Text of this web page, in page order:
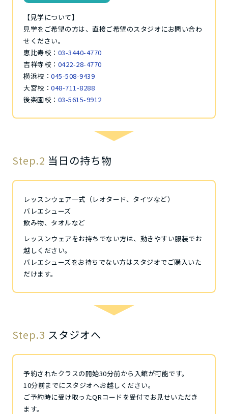
【見学について】
見学をご希望の方は、直接ご希望のスタジオにお問い合わ
せください。
恵比寿校： 03-3440-4770
吉祥寺校： 0422-28-4770
横浜校： 045-508-9439
大宮校： 048-711-8288
後楽園校： 03-5615-9912
Step.2 当日の持ち物
レッスンウェア一式（レオタード、タイツなど）
バレエシューズ
飲み物、タオルなど
レッスンウェアをお持ちでない方は、動きやすい服装でお
越しください。
バレエシューズをお持ちでない方はスタジオでご購入いた
だけます。
Step.3 スタジオへ
予約されたクラスの開始30分前から入館が可能です。
10分前までにスタジオへお越しください。
ご予約時に受け取ったQRコードを受付でお見せいただき
ます。